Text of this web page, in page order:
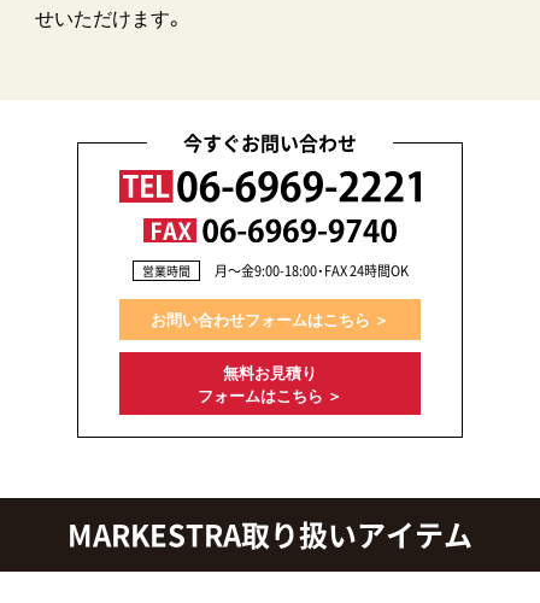
せいただけます。
今すぐお問い合わせ
営業時間 月〜金9:00-18:00・FAX 24時間OK
お問い合わせフォームはこちら ＞
無料お見積り
フォームはこちら ＞
MARKESTRA取り扱いアイテム